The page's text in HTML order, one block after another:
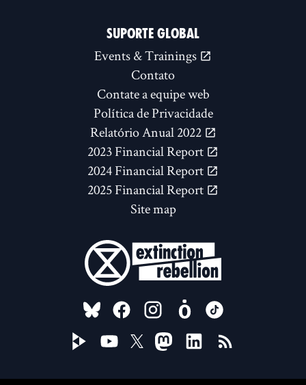
SUPORTE GLOBAL
Events & Trainings
Contato
Contate a equipe web
Política de Privacidade
Relatório Anual 2022
2023 Financial Report
2024 Financial Report
2025 Financial Report
Site map
FOLLOW US ON